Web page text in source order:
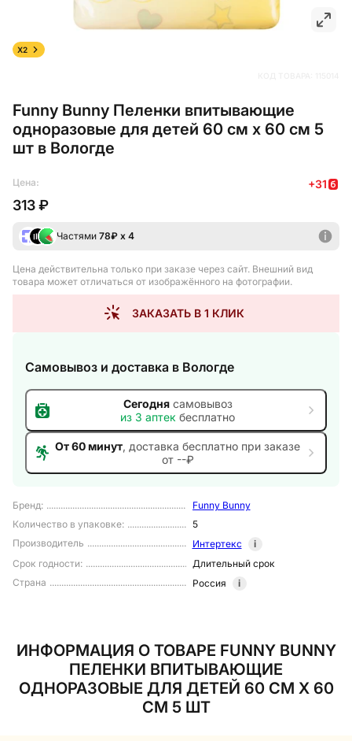
Funny Bunny Пеленки впитывающие
одноразовые для детей 60 см х 60 см 5
шт в Вологде
X2
Бренд:
Funny Bunny
Количество в упаковке:
5
Производитель
Интертекс
i
Срок годности:
Длительный срок
Страна
Россия i
Цена: +31
313 ₽
Частями 78₽ х 4
Цена действительна только при заказе через сайт. Внешний вид
товара может отличаться от изображённого на фотографии.
ЗАКАЗАТЬ В 1 КЛИК
Самовывоз и доставка в Вологде
Сегоднясамовывоз
из 3 аптек бесплатно
От 60 минут, доставка бесплатно при заказе
от --₽
ИНФОРМАЦИЯ О ТОВАРЕ FUNNY BUNNY
ПЕЛЕНКИ ВПИТЫВАЮЩИЕ
ОДНОРАЗОВЫЕ ДЛЯ ДЕТЕЙ 60 СМ Х 60
СМ 5 ШТ